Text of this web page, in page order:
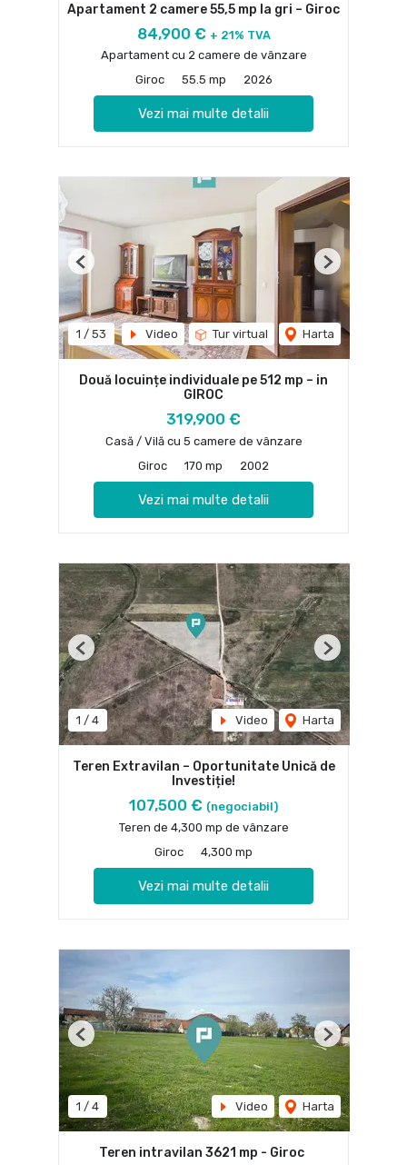
Apartament 2 camere 55,5 mp la gri – Giroc
84,900 € + 21% TVA
Apartament cu 2 camere de vânzare
Giroc
55.5 mp 2026
Vezi mai multe detalii
1 / 53 Video Tur virtual Harta
Previous Next
Două locuințe individuale pe 512 mp – in
GIROC
319,900 €
Casă / Vilă cu 5 camere de vânzare
Giroc
170 mp 2002
Vezi mai multe detalii
1 / 4 Video Harta
Previous Next
Teren Extravilan – Oportunitate Unică de
Investiție!
107,500 € (negociabil)
Teren de 4,300 mp de vânzare
Giroc
4,300 mp
Vezi mai multe detalii
1 / 4 Video Harta
Previous Next
Teren intravilan 3621 mp - Giroc